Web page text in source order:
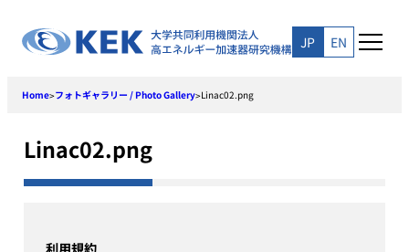
content
JP EN
Home>フォトギャラリー / Photo Gallery>Linac02.png
Linac02.png
利用規約